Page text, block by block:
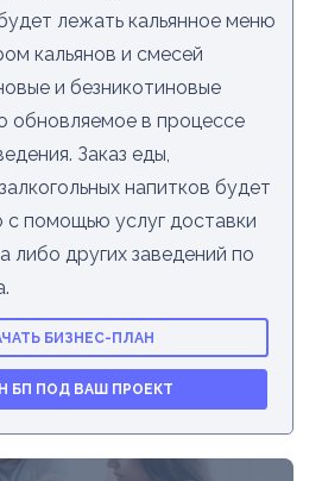
лежать кальянное меню
кальянов и смесей
и безникотиновые
обновляемое в процессе
Заказ еды,
напитков будет
с помощью услуг доставки
либо других заведений по
БИЗНЕС-ПЛАН
БП ПОД ВАШ ПРОЕКТ